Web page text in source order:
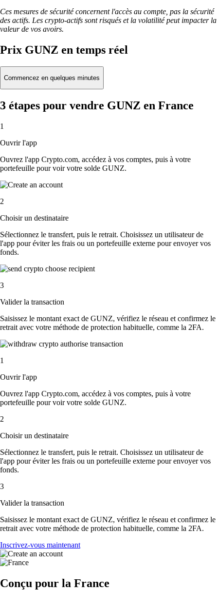
Ces mesures de sécurité concernent l'accès au compte, pas la sécurité
des actifs. Les crypto-actifs sont risqués et la volatilité peut impacter la
valeur de vos avoirs.
Prix GUNZ en temps réel
Commencez en quelques minutes
3 étapes pour vendre GUNZ en France
1
Ouvrir l'app
Ouvrez l'app Crypto.com, accédez à vos comptes, puis à votre
portefeuille pour voir votre solde GUNZ.
2
Choisir un destinataire
Sélectionnez le transfert, puis le retrait. Choisissez un utilisateur de
l'app pour éviter les frais ou un portefeuille externe pour envoyer vos
fonds.
3
Valider la transaction
Saisissez le montant exact de GUNZ, vérifiez le réseau et confirmez le
retrait avec votre méthode de protection habituelle, comme la 2FA.
1
Ouvrir l'app
Ouvrez l'app Crypto.com, accédez à vos comptes, puis à votre
portefeuille pour voir votre solde GUNZ.
2
Choisir un destinataire
Sélectionnez le transfert, puis le retrait. Choisissez un utilisateur de
l'app pour éviter les frais ou un portefeuille externe pour envoyer vos
fonds.
3
Valider la transaction
Saisissez le montant exact de GUNZ, vérifiez le réseau et confirmez le
retrait avec votre méthode de protection habituelle, comme la 2FA.
Inscrivez-vous maintenant
Conçu pour la France